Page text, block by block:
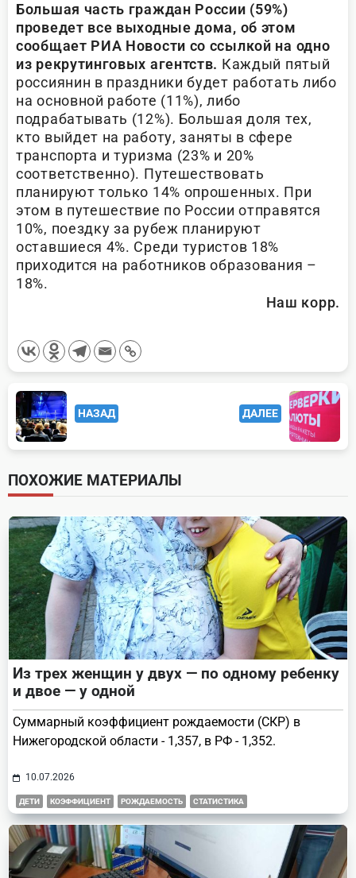
Большая часть граждан России (59%)
проведет все выходные дома, об этом
сообщает РИА Новости со ссылкой на одно
из рекрутинговых агентств. Каждый пятый
россиянин в праздники будет работать либо
на основной работе (11%), либо
подрабатывать (12%). Большая доля тех,
кто выйдет на работу, заняты в сфере
транспорта и туризма (23% и 20%
соответственно). Путешествовать
планируют только 14% опрошенных. При
этом в путешествие по России отправятся
10%, поездку за рубеж планируют
оставшиеся 4%. Среди туристов 18%
приходится на работников образования –
18%.
Наш корр.
<span
class="nav-
subtitle
screen-
reader-
text">Page</span>
НАЗАД ДАЛЕЕ
ПОХОЖИЕ МАТЕРИАЛЫ
Из трех женщин у двух — по одному ребенку
и двое — у одной
Суммарный коэффициент рождаемости (СКР) в
Нижегородской области - 1,357, в РФ - 1,352.
10.07.2026
ДЕТИ КОЭФФИЦИЕНТ РОЖДАЕМОСТЬ СТАТИСТИКА